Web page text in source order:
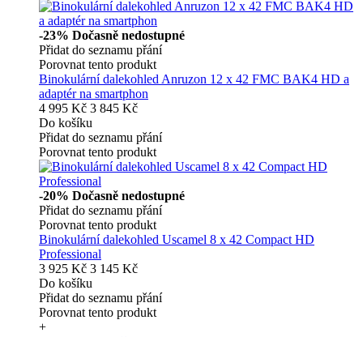
-23% Dočasně nedostupné
Přidat do seznamu přání
Porovnat tento produkt
Binokulární dalekohled Anruzon 12 x 42 FMC BAK4 HD a
adaptér na smartphon
4 995 Kč 3 845 Kč
Do košíku
Přidat do seznamu přání
Porovnat tento produkt
-20% Dočasně nedostupné
Přidat do seznamu přání
Porovnat tento produkt
Binokulární dalekohled Uscamel 8 x 42 Compact HD
Professional
3 925 Kč 3 145 Kč
Do košíku
Přidat do seznamu přání
Porovnat tento produkt
+